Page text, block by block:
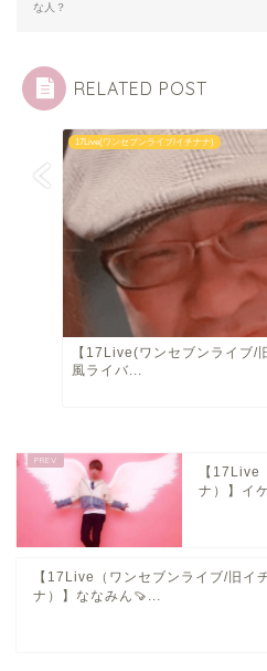
な人？
RELATED POST
17Live(ワンセブンライブ/イチナナ)
【17Live(ワンセブンライブ/
風ライバ...
【17Live
ナ）】イ
【17Live（ワンセブンライブ/旧イ
ナ）】ななみん🍠...